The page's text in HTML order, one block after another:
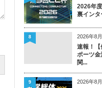
2026年
裏インタ
2026年8
速報！【
ポーツ金
関...
8
2026年8
9